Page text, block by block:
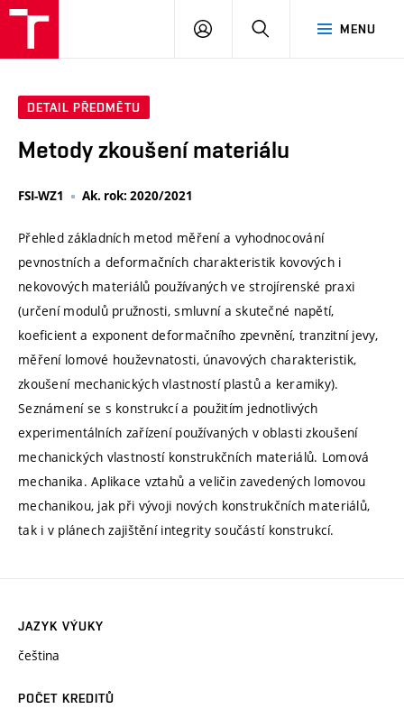
MENU
PŘIHLÁSIT
DETAIL PŘEDMĚTU
Metody zkoušení materiálu
FSI-WZ1 Ak. rok: 2020/2021
Přehled základních metod měření a vyhodnocování
pevnostních a deformačních charakteristik kovových i
nekovových materiálů používaných ve strojírenské praxi
(určení modulů pružnosti, smluvní a skutečné napětí,
koeficient a exponent deformačního zpevnění, tranzitní jevy,
měření lomové houževnatosti, únavových charakteristik,
zkoušení mechanických vlastností plastů a keramiky).
Seznámení se s konstrukcí a použitím jednotlivých
experimentálních zařízení používaných v oblasti zkoušení
mechanických vlastností konstrukčních materiálů. Lomová
mechanika. Aplikace vztahů a veličin zavedených lomovou
mechanikou, jak při vývoji nových konstrukčních materiálů,
tak i v plánech zajištění integrity součástí konstrukcí.
JAZYK VÝUKY
čeština
POČET KREDITŮ